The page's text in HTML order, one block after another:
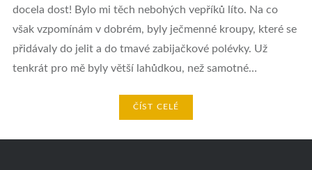
docela dost! Bylo mi těch nebohých vepříků líto. Na co
však vzpomínám v dobrém, byly ječmenné kroupy, které se
přidávaly do jelit a do tmavé zabijačkové polévky. Už
tenkrát pro mě byly větší lahůdkou, než samotné…
ČÍST CELÉ